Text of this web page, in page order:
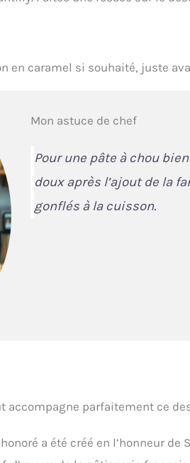
en caramel si souhaité, juste
Mon astuce de chef
Pour une pâte à chou
doux après l’ajout de la
gonflés à la cuisson.
accompagne parfaitement ce
a été créé en l’honneur